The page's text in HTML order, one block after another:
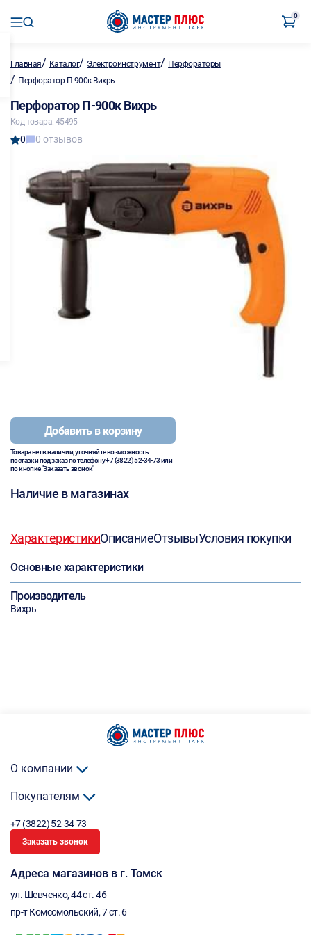
0
Главная/ Каталог/ Электроинструмент/ Перфораторы
/ Перфоратор П-900к Вихрь
Перфоратор П-900к Вихрь
Код товара: 45495
0 0 отзывов
Добавить в корзину
Товара нет в наличии, уточняйте возможность
поставки под заказ по телефону+7 (3822) 52-34-73или
по кнопке "Заказать звонок"
Наличие в магазинах
ХарактеристикиОписаниеОтзывыУсловия покупки
Основные характеристики
Производитель
Вихрь
О компании
Покупателям
+7 (3822) 52-34-73
Заказать звонок
Адреса магазинов в г. Томск
ул. Шевченко, 44 ст. 46
пр-т Комсомольский, 7 ст. 6